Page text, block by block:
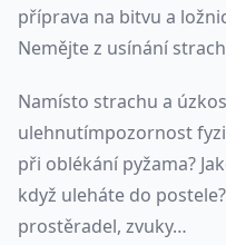
příprava na bitvu a
Nemějte z usínání
Namísto strachu a
ulehnutímpozornost
při oblékání pyžama?
když uleháte do
prostěradel, zvuky…